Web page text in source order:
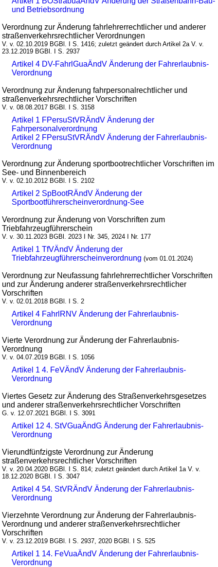
und Betriebsordnung
Verordnung zur Änderung fahrlehrerrechtlicher und anderer
straßenverkehrsrechtlicher Verordnungen
V. v. 02.10.2019 BGBl. I S. 1416; zuletzt geändert durch Artikel 2a V. v.
23.12.2019 BGBl. I S. 2937
Artikel 4 DV-FahrlGuaÄndV Änderung der Fahrerlaubnis-
Verordnung
Verordnung zur Änderung fahrpersonalrechtlicher und
straßenverkehrsrechtlicher Vorschriften
V. v. 08.08.2017 BGBl. I S. 3158
Artikel 1 FPersuStVRÄndV Änderung der
Fahrpersonalverordnung
Artikel 2 FPersuStVRÄndV Änderung der Fahrerlaubnis-
Verordnung
Verordnung zur Änderung sportbootrechtlicher Vorschriften im
See- und Binnenbereich
V. v. 02.10.2012 BGBl. I S. 2102
Artikel 2 SpBootRÄndV Änderung der
Sportbootführerscheinverordnung-See
Verordnung zur Änderung von Vorschriften zum
Triebfahrzeugführerschein
V. v. 30.11.2023 BGBl. 2023 I Nr. 345, 2024 I Nr. 177
Artikel 1 TfVÄndV Änderung der
Triebfahrzeugführerscheinverordnung (vom 01.01.2024)
Verordnung zur Neufassung fahrlehrerrechtlicher Vorschriften
und zur Änderung anderer straßenverkehrsrechtlicher
Vorschriften
V. v. 02.01.2018 BGBl. I S. 2
Artikel 4 FahrlRNV Änderung der Fahrerlaubnis-
Verordnung
Vierte Verordnung zur Änderung der Fahrerlaubnis-
Verordnung
V. v. 04.07.2019 BGBl. I S. 1056
Artikel 1 4. FeVÄndV Änderung der Fahrerlaubnis-
Verordnung
Viertes Gesetz zur Änderung des Straßenverkehrsgesetzes
und anderer straßenverkehrsrechtlicher Vorschriften
G. v. 12.07.2021 BGBl. I S. 3091
Artikel 12 4. StVGuaÄndG Änderung der Fahrerlaubnis-
Verordnung
Vierundfünfzigste Verordnung zur Änderung
straßenverkehrsrechtlicher Vorschriften
V. v. 20.04.2020 BGBl. I S. 814; zuletzt geändert durch Artikel 1a V. v.
18.12.2020 BGBl. I S. 3047
Artikel 4 54. StVRÄndV Änderung der Fahrerlaubnis-
Verordnung
Vierzehnte Verordnung zur Änderung der Fahrerlaubnis-
Verordnung und anderer straßenverkehrsrechtlicher
Vorschriften
V. v. 23.12.2019 BGBl. I S. 2937, 2020 BGBl. I S. 525
Artikel 1 14. FeVuaÄndV Änderung der Fahrerlaubnis-
Verordnung